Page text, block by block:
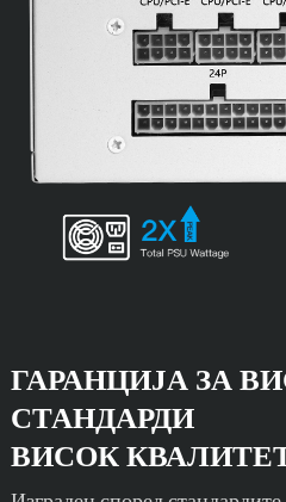
ГАРАНЦИЈА ЗА
СТАНДАРДИ
ВИСОК